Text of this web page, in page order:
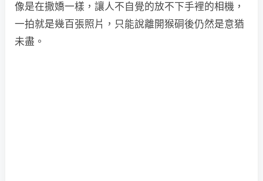
像是在撒嬌一樣，讓人不自覺的放不下手裡的相機，
一拍就是幾百張照片，只能說離開猴硐後仍然是意猶
未盡。